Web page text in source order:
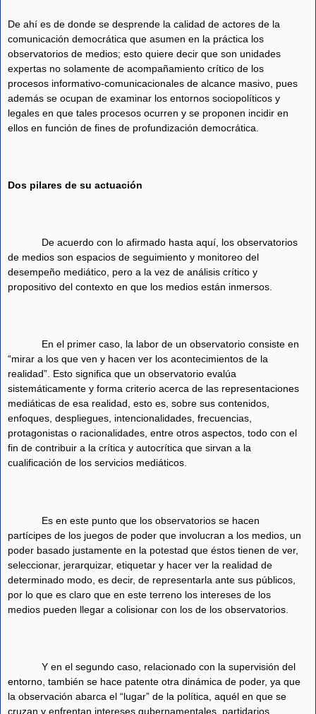
De ahí es de donde se desprende la calidad de actores de la
comunicación democrática que asumen en la práctica los
observatorios de medios; esto quiere decir que son unidades
expertas no solamente de acompañamiento crítico de los
procesos informativo-comunicacionales de alcance masivo, pues
además se ocupan de examinar los entornos sociopolíticos y
legales en que tales procesos ocurren y se proponen incidir en
ellos en función de fines de profundización democrática.
Dos pilares de su actuación
De acuerdo con lo afirmado hasta aquí, los observatorios
de medios son espacios de seguimiento y monitoreo del
desempeño mediático, pero a la vez de análisis crítico y
propositivo del contexto en que los medios están inmersos.
En el primer caso, la labor de un observatorio consiste en
“mirar a los que ven y hacen ver los acontecimientos de la
realidad”. Esto significa que un observatorio evalúa
sistemáticamente y forma criterio acerca de las representaciones
mediáticas de esa realidad, esto es, sobre sus contenidos,
enfoques, despliegues, intencionalidades, frecuencias,
protagonistas o racionalidades, entre otros aspectos, todo con el
fin de contribuir a la crítica y autocrítica que sirvan a la
cualificación de los servicios mediáticos.
Es en este punto que los observatorios se hacen
partícipes de los juegos de poder que involucran a los medios, un
poder basado justamente en la potestad que éstos tienen de ver,
seleccionar, jerarquizar, etiquetar y hacer ver la realidad de
determinado modo, es decir, de representarla ante sus públicos,
por lo que es claro que en este terreno los intereses de los
medios pueden llegar a colisionar con los de los observatorios.
Y en el segundo caso, relacionado con la supervisión del
entorno, también se hace patente otra dinámica de poder, ya que
la observación abarca el “lugar” de la política, aquél en que se
cruzan y enfrentan intereses gubernamentales, partidarios,